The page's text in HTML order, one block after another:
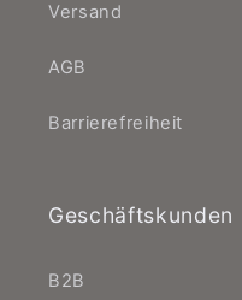
Versand
AGB
Barrierefreiheit
Geschäftskunden
B2B